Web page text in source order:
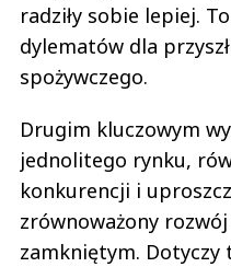
radziły sobie lepiej.
dylematów dla
spożywczego.
Drugim kluczowym
jednolitego rynku,
konkurencji i
zrównoważony
zamkniętym. Dotyczy